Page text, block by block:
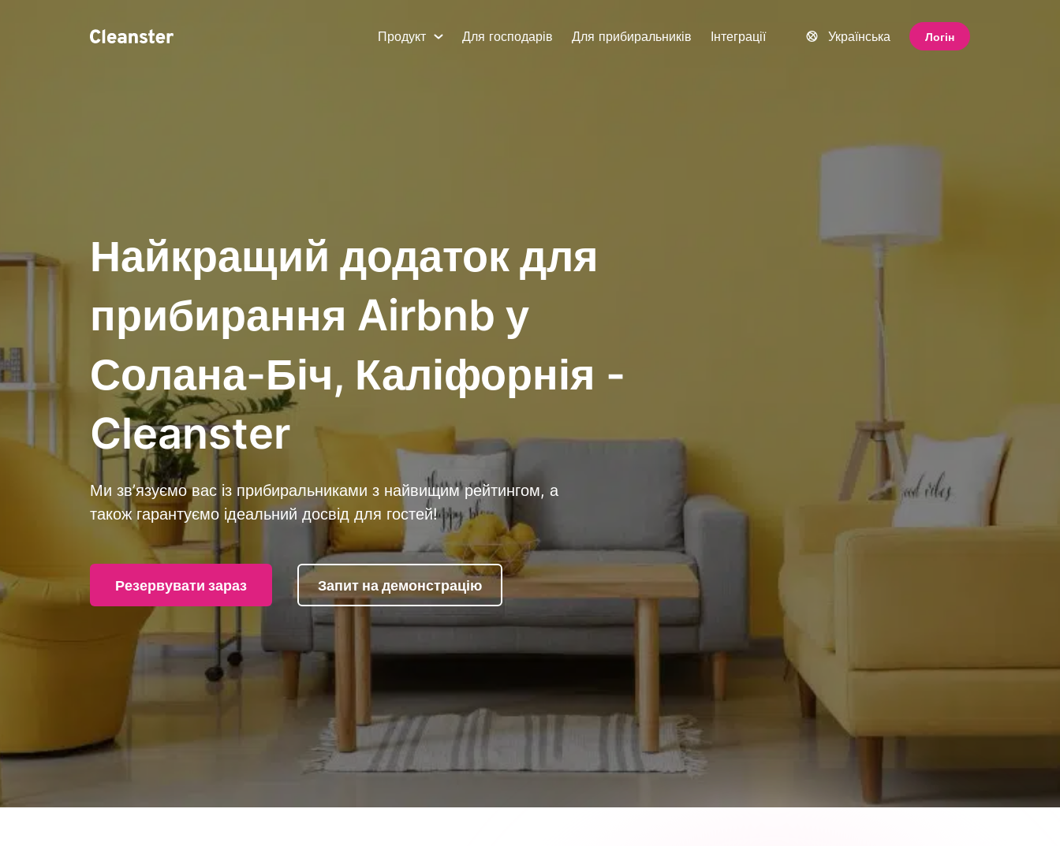
Продукт Для господарів Для прибиральників Інтеграції Українська Логін
Найкращий додаток для
прибирання Airbnb у
Солана-Біч, Каліфорнія -
Cleanster
Ми зв’язуємо вас із прибиральниками з найвищим рейтингом, а
також гарантуємо ідеальний досвід для гостей!
Резервувати зараз Запит на демонстрацію